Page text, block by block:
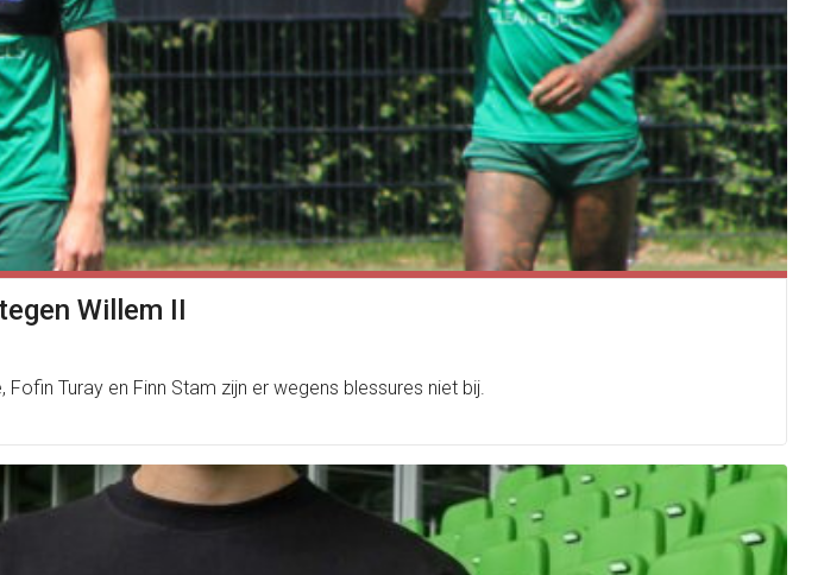
Willem II
Turay en Finn Stam zijn er wegens blessures niet bij.